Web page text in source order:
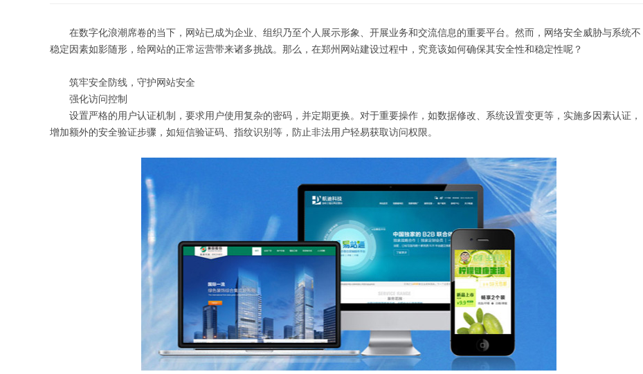
在数字化浪潮席卷的当下，网站已成为企业、组织乃至个人展示形象、开展业务和交流信息的重要平台。然而，网络安全威胁与系统不
稳定因素如影随形，给网站的正常运营带来诸多挑战。那么，在郑州网站建设过程中，究竟该如何确保其安全性和稳定性呢？
筑牢安全防线，守护网站安全
强化访问控制
设置严格的用户认证机制，要求用户使用复杂的密码，并定期更换。对于重要操作，如数据修改、系统设置变更等，实施多因素认证，
增加额外的安全验证步骤，如短信验证码、指纹识别等，防止非法用户轻易获取访问权限。